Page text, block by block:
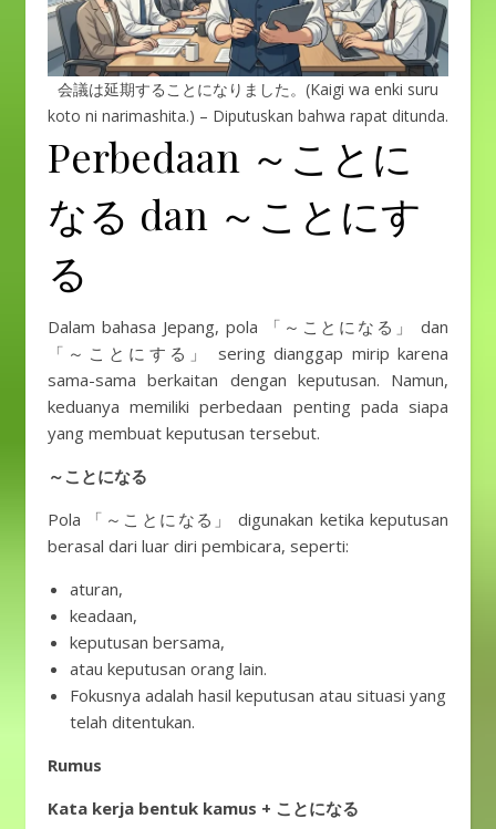
会議は延期することになりました。(Kaigi wa enki suru
koto ni narimashita.) – Diputuskan bahwa rapat ditunda.
Perbedaan ～ことに
なる dan ～ことにす
る
Dalam bahasa Jepang, pola 「～ことになる」 dan
「～ことにする」 sering dianggap mirip karena
sama-sama berkaitan dengan keputusan. Namun,
keduanya memiliki perbedaan penting pada siapa
yang membuat keputusan tersebut.
～ことになる
Pola 「～ことになる」 digunakan ketika keputusan
berasal dari luar diri pembicara, seperti:
aturan,
keadaan,
keputusan bersama,
atau keputusan orang lain.
Fokusnya adalah hasil keputusan atau situasi yang
telah ditentukan.
Rumus
Kata kerja bentuk kamus + ことになる